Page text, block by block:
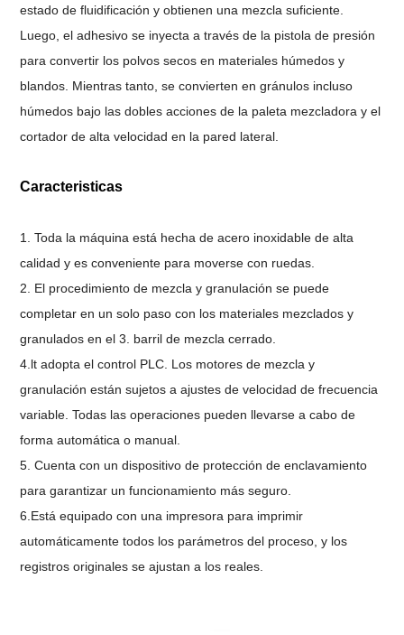
estado de fluidificación y obtienen una mezcla suficiente.
Luego, el adhesivo se inyecta a través de la pistola de presión
para convertir los polvos secos en materiales húmedos y
blandos. Mientras tanto, se convierten en gránulos incluso
húmedos bajo las dobles acciones de la paleta mezcladora y el
cortador de alta velocidad en la pared lateral.
Caracteristicas
1. Toda la máquina está hecha de acero inoxidable de alta
calidad y es conveniente para moverse con ruedas.
2. El procedimiento de mezcla y granulación se puede
completar en un solo paso con los materiales mezclados y
granulados en el 3. barril de mezcla cerrado.
4.lt adopta el control PLC. Los motores de mezcla y
granulación están sujetos a ajustes de velocidad de frecuencia
variable. Todas las operaciones pueden llevarse a cabo de
forma automática o manual.
5. Cuenta con un dispositivo de protección de enclavamiento
para garantizar un funcionamiento más seguro.
6.Está equipado con una impresora para imprimir
automáticamente todos los parámetros del proceso, y los
registros originales se ajustan a los reales.